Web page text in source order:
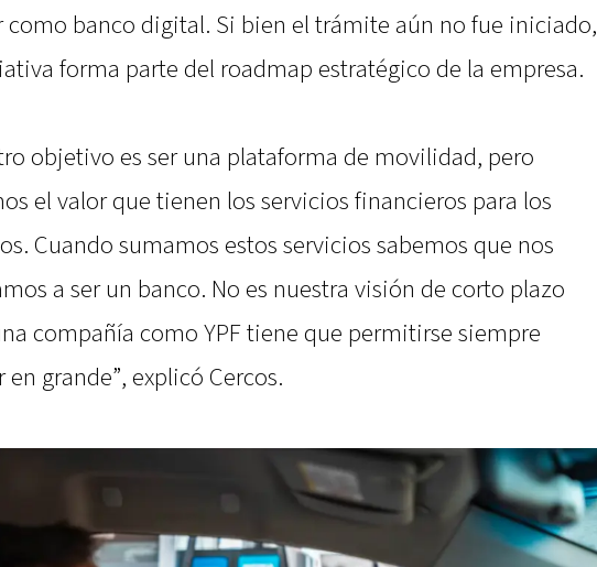
como banco digital. Si bien el trámite aún no fue iniciado,
forma parte del roadmap estratégico de la empresa.
objetivo es ser una plataforma de movilidad, pero
el valor que tienen los servicios financieros para los
Cuando sumamos estos servicios sabemos que nos
a ser un banco. No es nuestra visión de corto plazo
compañía como YPF tiene que permitirse siempre
en grande”, explicó Cercos.